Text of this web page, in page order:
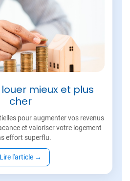
mieux et plus
cher
pour augmenter vos revenus
et valoriser votre logement
effort superflu.
Lire l'article →